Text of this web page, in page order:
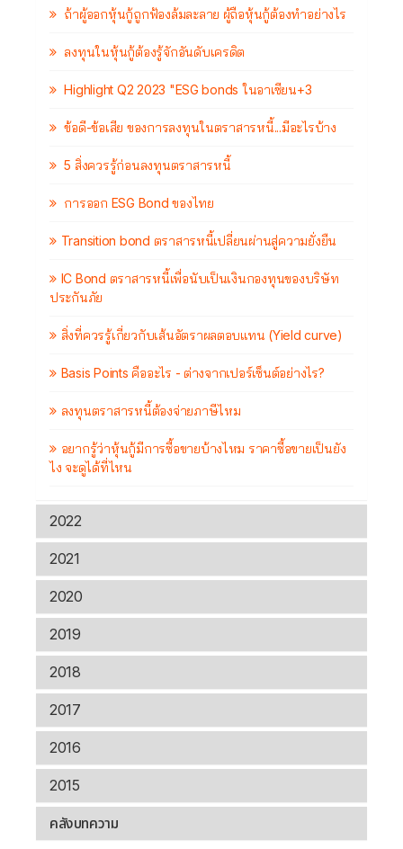
ถ้าผู้ออกหุ้นกู้ถูกฟ้องล้มละลาย ผู้ถือหุ้นกู้ต้องทำอย่างไร
ลงทุนในหุ้นกู้ต้องรู้จักอันดับเครดิต
Highlight Q2 2023 "ESG bonds ในอาเซียน+3
ข้อดี-ข้อเสีย ของการลงทุนในตราสารหนี้...มีอะไรบ้าง
5 สิ่งควรรู้ก่อนลงทุนตราสารหนี้
การออก ESG Bond ของไทย
Transition bond ตราสารหนี้เปลี่ยนผ่านสู่ความยั่งยืน
IC Bond ตราสารหนี้เพื่อนับเป็นเงินกองทุนของบริษัท
ประกันภัย
สิ่งที่ควรรู้เกี่ยวกับเส้นอัตราผลตอบแทน (Yield curve)
Basis Points คืออะไร - ต่างจากเปอร์เซ็นต์อย่างไร?
ลงทุนตราสารหนี้ต้องจ่ายภาษีไหม
อยากรู้ว่าหุ้นกู้มีการซื้อขายบ้างไหม ราคาซื้อขายเป็นยัง
ไง จะดูได้ที่ไหน
2022
2021
2020
2019
2018
2017
2016
2015
คลังบทความ